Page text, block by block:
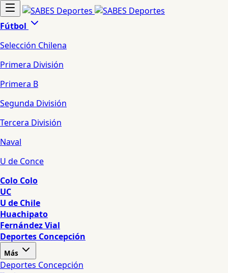
Fútbol
Selección Chilena
Primera División
Primera B
Segunda División
Tercera División
Naval
U de Conce
Colo Colo
UC
U de Chile
Huachipato
Fernández Vial
Deportes Concepción
Más
Deportes Concepción